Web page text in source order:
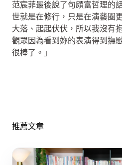
范宸菲最後說了句頗富哲理的
世就是在修行，只是在演藝圈
大落、起起伏伏，所以我沒有
觀眾因為看到妳的表演得到撫
很棒了。」
推薦文章